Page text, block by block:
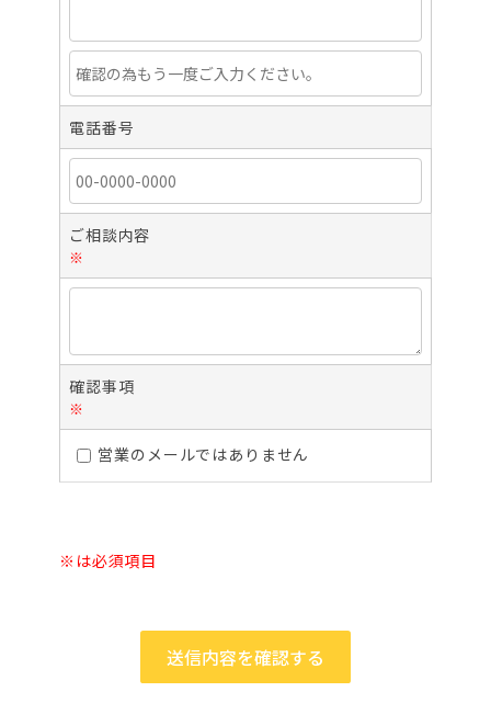
電話番号
ご相談内容
※
確認事項
※
営業のメールではありません
※は必須項目
送信内容を確認する